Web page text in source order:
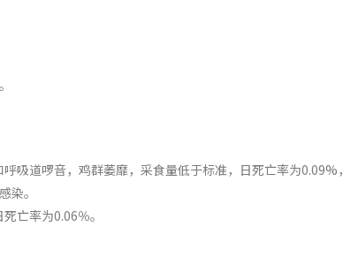
吸道啰音，鸡群萎靡，采食量低于标准，日死亡率为0.09%，
染。
亡率为0.06％。